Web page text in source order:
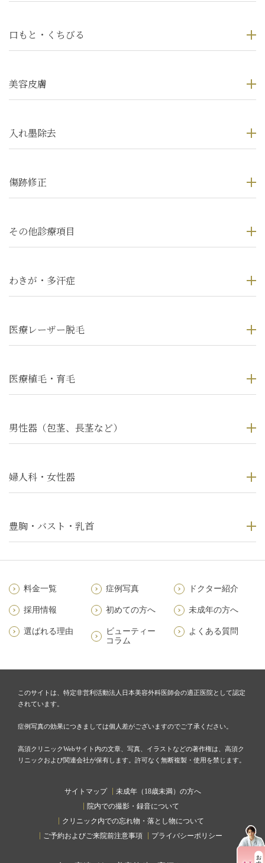
口もと・くちびる
美容皮膚
入れ墨除去
傷跡修正
その他診療項目
わきが・多汗症
医療レーザー脱毛
医療植毛・育毛
男性器（包茎、長茎など）
婦人科・女性器
豊胸・バスト・乳首
料金一覧 症例写真 ドクター紹介
採用情報 初めての方へ 未成年の方へ
選ばれる理由
ビューティー
コラム
よくある質問
このサイトは、特定非営利活動法人日本美容外科医師会の適正医院として認定
されています。
症例写真の効果につきましては個人差がございますのでご了承ください。
高須クリニックWebサイト内の文章、写真、イラストなどの著作権は、高須ク
リニックおよび関連会社が保有します。許可なく無断複製・使用を禁じます。
サイトマップ
未成年（18歳未満）の方へ
院内での撮影・録音について
クリニック内での忘れ物・落とし物について
ご予約およびご来院前注意事項
プライバシーポリシー